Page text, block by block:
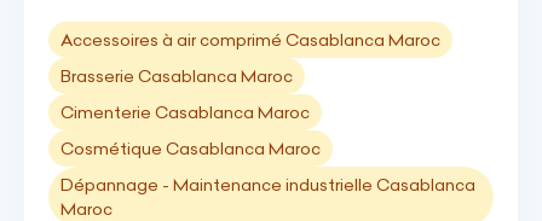
Accessoires à air comprimé Casablanca Maroc
Brasserie Casablanca Maroc
Cimenterie Casablanca Maroc
Cosmétique Casablanca Maroc
Dépannage - Maintenance industrielle Casablanca
Maroc